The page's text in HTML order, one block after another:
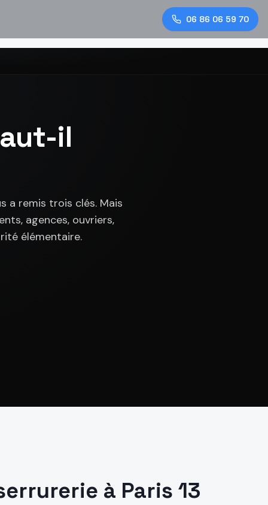
06 86 06 59 70
il
a remis trois clés. Mais
agences, ouvriers,
élémentaire.
à Paris 13